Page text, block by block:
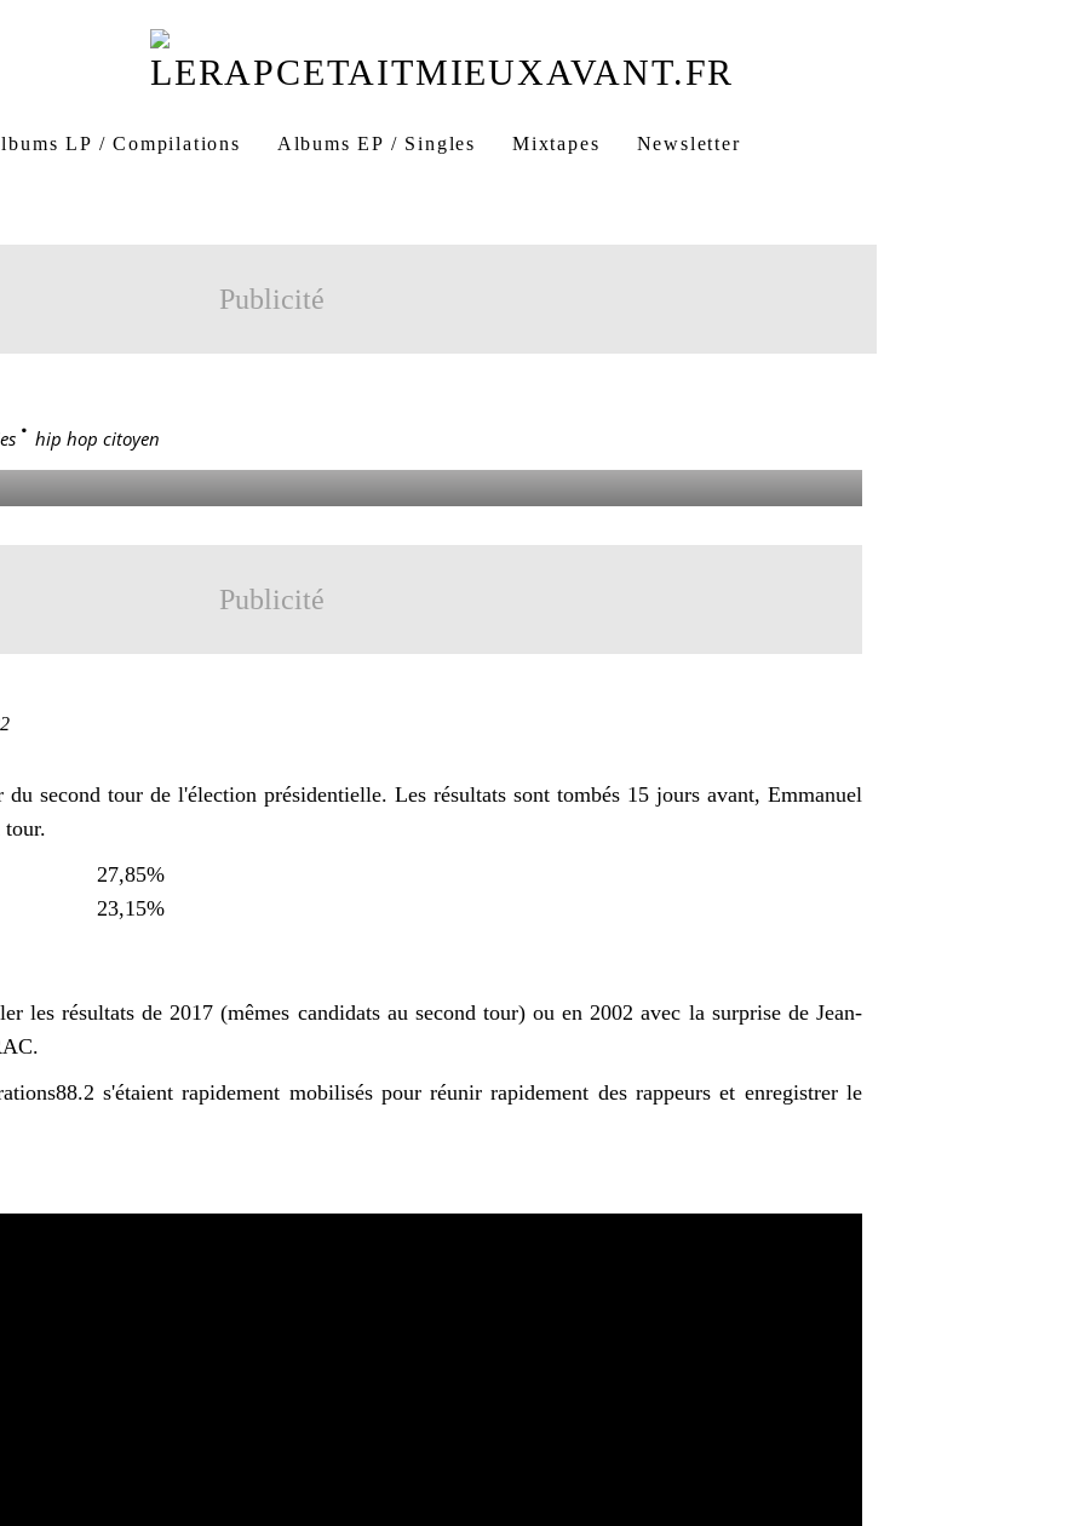
LP / Compilations Albums EP / Singles Mixtapes Newsletter
Publicité
> hip hop citoyen
Publicité
second tour de l'élection présidentielle. Les résultats sont tombés 15 jours avant, Emmanuel
tour.
27,85%
23,15%
les résultats de 2017 (mêmes candidats au second tour) ou en 2002 avec la surprise de Jean-
s'étaient rapidement mobilisés pour réunir rapidement des rappeurs et enregistrer le